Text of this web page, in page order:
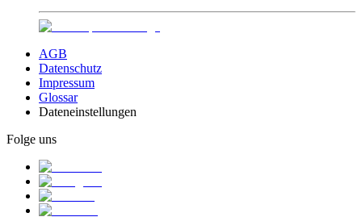
AGB
Datenschutz
Impressum
Glossar
Dateneinstellungen
Folge uns